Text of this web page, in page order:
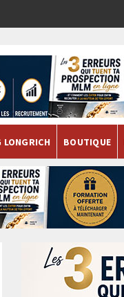
LONGRICH BOUTIQUE